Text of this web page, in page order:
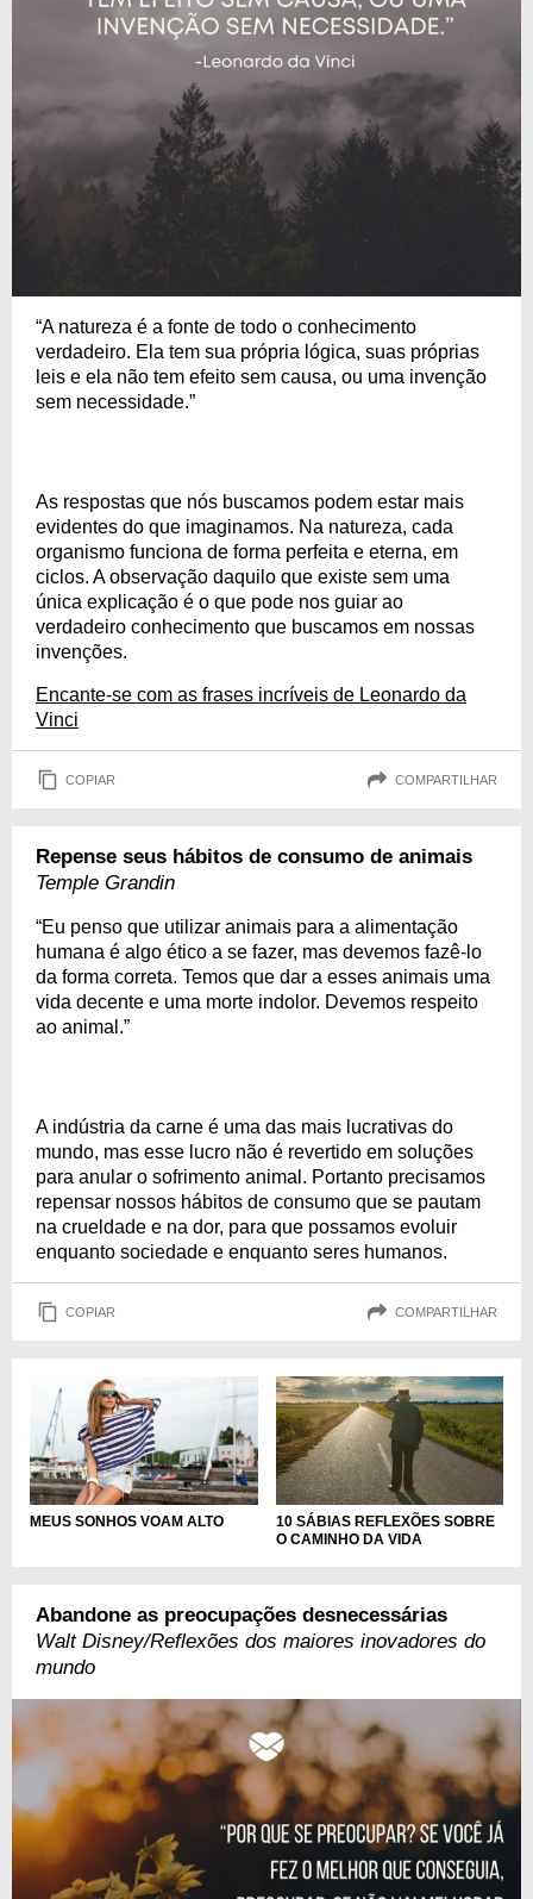
“A natureza é a fonte de todo o conhecimento
verdadeiro. Ela tem sua própria lógica, suas próprias
leis e ela não tem efeito sem causa, ou uma invenção
sem necessidade.”
As respostas que nós buscamos podem estar mais
evidentes do que imaginamos. Na natureza, cada
organismo funciona de forma perfeita e eterna, em
ciclos. A observação daquilo que existe sem uma
única explicação é o que pode nos guiar ao
verdadeiro conhecimento que buscamos em nossas
invenções.
Encante-se com as frases incríveis de Leonardo da
Vinci
COPIAR COMPARTILHAR
Repense seus hábitos de consumo de animais
Temple Grandin
“Eu penso que utilizar animais para a alimentação
humana é algo ético a se fazer, mas devemos fazê-lo
da forma correta. Temos que dar a esses animais uma
vida decente e uma morte indolor. Devemos respeito
ao animal.”
A indústria da carne é uma das mais lucrativas do
mundo, mas esse lucro não é revertido em soluções
para anular o sofrimento animal. Portanto precisamos
repensar nossos hábitos de consumo que se pautam
na crueldade e na dor, para que possamos evoluir
enquanto sociedade e enquanto seres humanos.
COPIAR COMPARTILHAR
MEUS SONHOS VOAM ALTO
10 SÁBIAS REFLEXÕES SOBRE
O CAMINHO DA VIDA
Abandone as preocupações desnecessárias
Walt Disney/Reflexões dos maiores inovadores do
mundo